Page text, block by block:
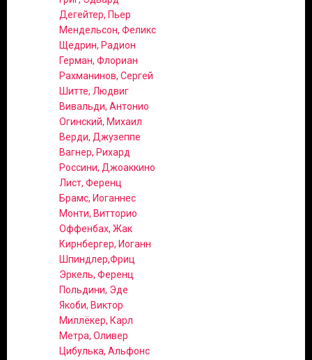
Дегейтер, Пьер
Мендельсон, Феликс
Щедрин, Радион
Герман, Флориан
Рахманинов, Сергей
Шитте, Людвиг
Вивальди, Антонио
Огинский, Михаил
Верди, Джузеппе
Вагнер, Рихард
Россини, Джоаккино
Лист, Ференц
Брамс, Иоганнес
Монти, Витторио
Оффенбах, Жак
Кирнбергер, Иоганн
Шпиндлер,Фриц
Эркель, Ференц
Польдини, Эде
Якоби, Виктор
Миллёкер, Карл
Метра, Оливер
Цибулька, Альфонс